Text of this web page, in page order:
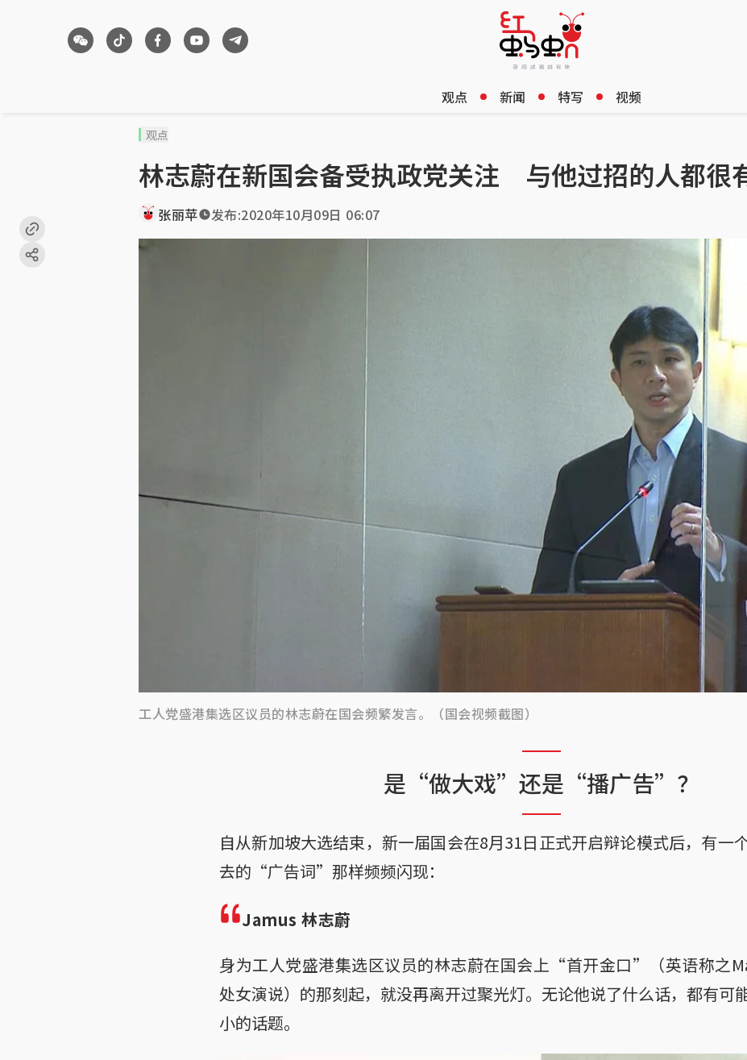
观点 新闻 特写 视频
观点
林志蔚在新国会备受执政党关注 与他过招的人都很
张丽苹 发布:2020年10月09日 06:07
工人党盛港集选区议员的林志蔚在国会频繁发言。（国会视频截图）
是“做大戏”还是“播广告”？
自从新加坡大选结束，新一届国会在8月31日正式开启辩论模式后，有一
去的“广告词”那样频频闪现：
Jamus 林志蔚
身为工人党盛港集选区议员的林志蔚在国会上“首开金口”（英语称之
处女演说）的那刻起，就没再离开过聚光灯。无论他说了什么话，都有可
小的话题。